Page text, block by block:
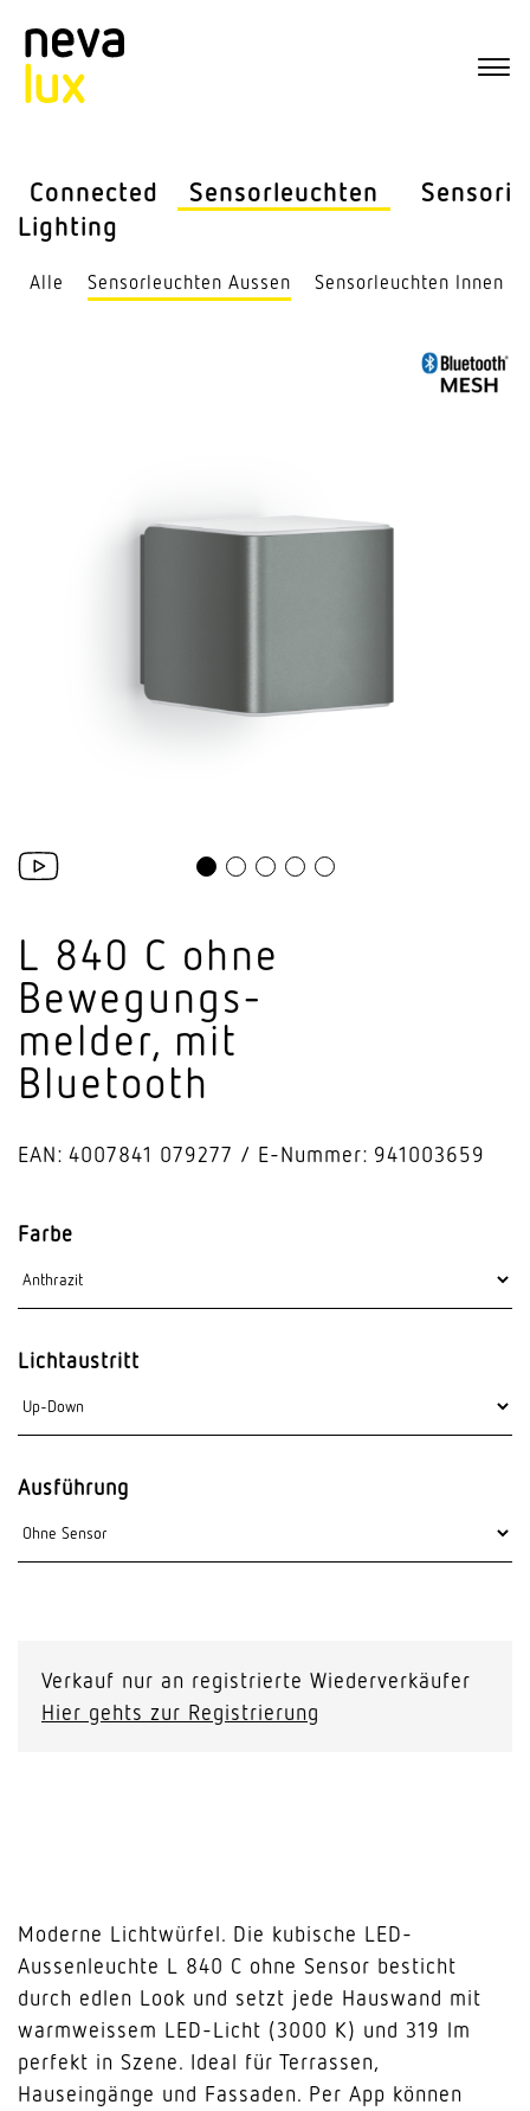
Connected
Lighting
Sensor­leuchten Sensorik
Alle Sensor­leuchten Aussen Sensor­leuchten Innen
L 840 C ohne
Bewe­gungs­
melder, mit
Bluetooth
EAN: 4007841 079277 E-Nummer: 941003659
Farbe
Lichtaustritt
Ausführung
Verkauf nur an registrierte Wiederverkäufer
Hier gehts zur Registrierung
Moderne Lichtwürfel. Die kubische LED-
Aussenleuchte L 840 C ohne Sensor besticht
durch edlen Look und setzt jede Hauswand mit
warmweissem LED-Licht (3000 K) und 319 lm
perfekt in Szene. Ideal für Terrassen,
Hauseingänge und Fassaden. Per App können